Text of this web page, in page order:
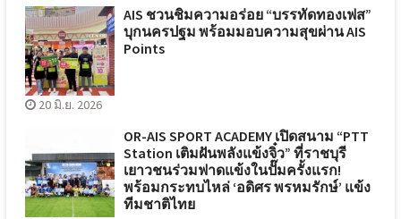
AIS ชวนชิมความอร่อย “บรรทัดทองเฟส”
บุกนครปฐม พร้อมมอบความสุขผ่าน AIS
Points
20 มิ.ย. 2026
OR-AIS SPORT ACADEMY เปิดสนาม “PTT
Station เติมฝันพลังแข้งจิ๋ว” ที่ราชบุรี
เยาวชนร่วมฟาดแข้งในปั๊มครั้งแรก!
พร้อมกระทบไหล่ ‘อดิศร พรหมรักษ์’ แข้ง
ทีมชาติไทย